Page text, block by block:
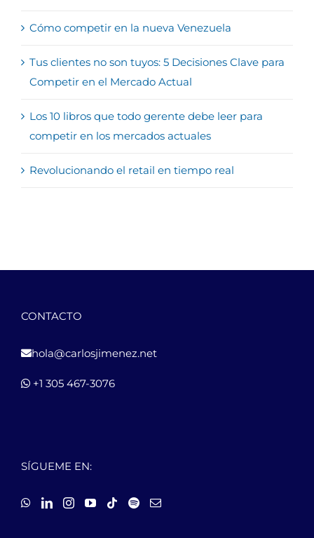
Cómo competir en la nueva Venezuela
Tus clientes no son tuyos: 5 Decisiones Clave para
Competir en el Mercado Actual
Los 10 libros que todo gerente debe leer para
competir en los mercados actuales
Revolucionando el retail en tiempo real
CONTACTO
hola@carlosjimenez.net
+1 305 467-3076
SÍGUEME EN: